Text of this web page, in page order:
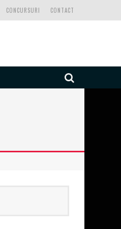
CONTACT
CONCURSURI